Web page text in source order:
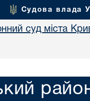
Судова влада
суд міста